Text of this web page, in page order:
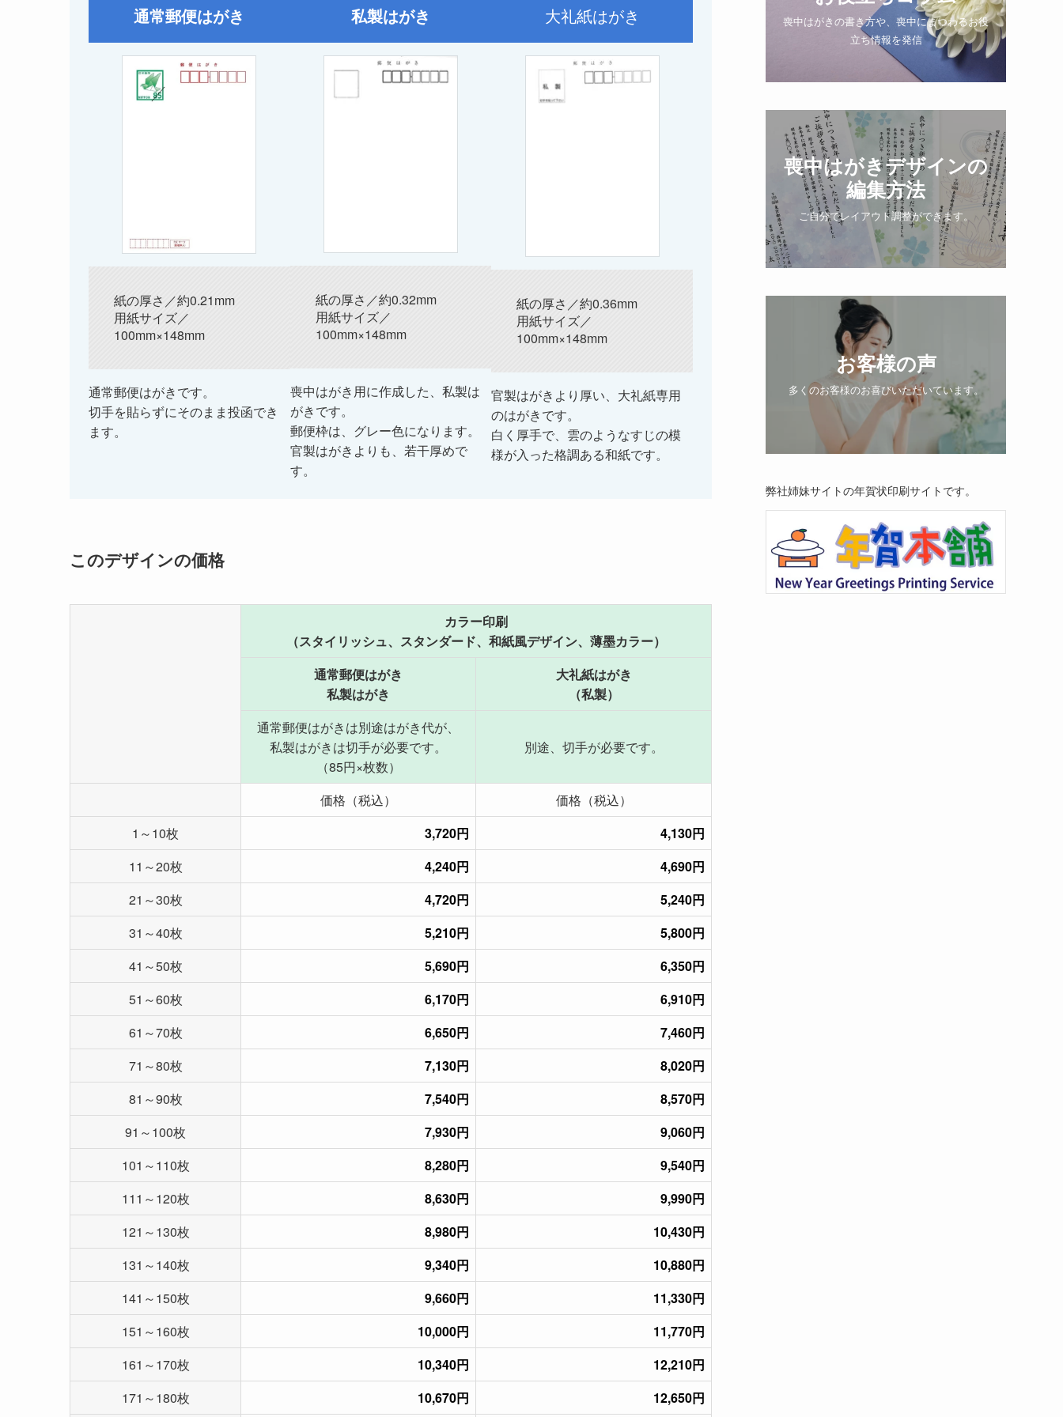
通常郵便はがき
紙の厚さ／約0.21mm
用紙サイズ／
100mm×148mm
通常郵便はがきです。
切手を貼らずにそのまま投函でき
ます。
私製はがき
紙の厚さ／約0.32mm
用紙サイズ／
100mm×148mm
喪中はがき用に作成した、私製は
がきです。
郵便枠は、グレー色になります。
官製はがきよりも、若干厚めで
す。
大礼紙はがき
紙の厚さ／約0.36mm
用紙サイズ／
100mm×148mm
官製はがきより厚い、大礼紙専用
のはがきです。
白く厚手で、雲のようなすじの模
様が入った格調ある和紙です。
このデザインの価格
カラー印刷
（スタイリッシュ、スタンダード、和紙風デザイン、薄墨カラー）
通常郵便はがき
私製はがき
大礼紙はがき
（私製）
通常郵便はがきは別途はがき代が、
私製はがきは切手が必要です。
（85円×枚数）
別途、切手が必要です。
価格（税込）
価格（税込）
1～10枚
3,720円
4,130円
11～20枚
4,240円
4,690円
21～30枚
4,720円
5,240円
31～40枚
5,210円
5,800円
41～50枚
5,690円
6,350円
51～60枚
6,170円
6,910円
61～70枚
6,650円
7,460円
71～80枚
7,130円
8,020円
81～90枚
7,540円
8,570円
91～100枚
7,930円
9,060円
101～110枚
8,280円
9,540円
111～120枚
8,630円
9,990円
121～130枚
8,980円
10,430円
131～140枚
9,340円
10,880円
141～150枚
9,660円
11,330円
151～160枚
10,000円
11,770円
161～170枚
10,340円
12,210円
171～180枚
10,670円 12,650円
喪中はがきの書き方や、喪中にまつわるお役
立ち情報を発信
喪中はがきデザインの
編集方法
ご自分でレイアウト調整ができます。
お客様の声
多くのお客様のお喜びいただいています。
弊社姉妹サイトの年賀状印刷サイトです。